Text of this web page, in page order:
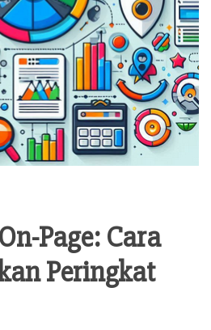
Page: Cara
Peringkat